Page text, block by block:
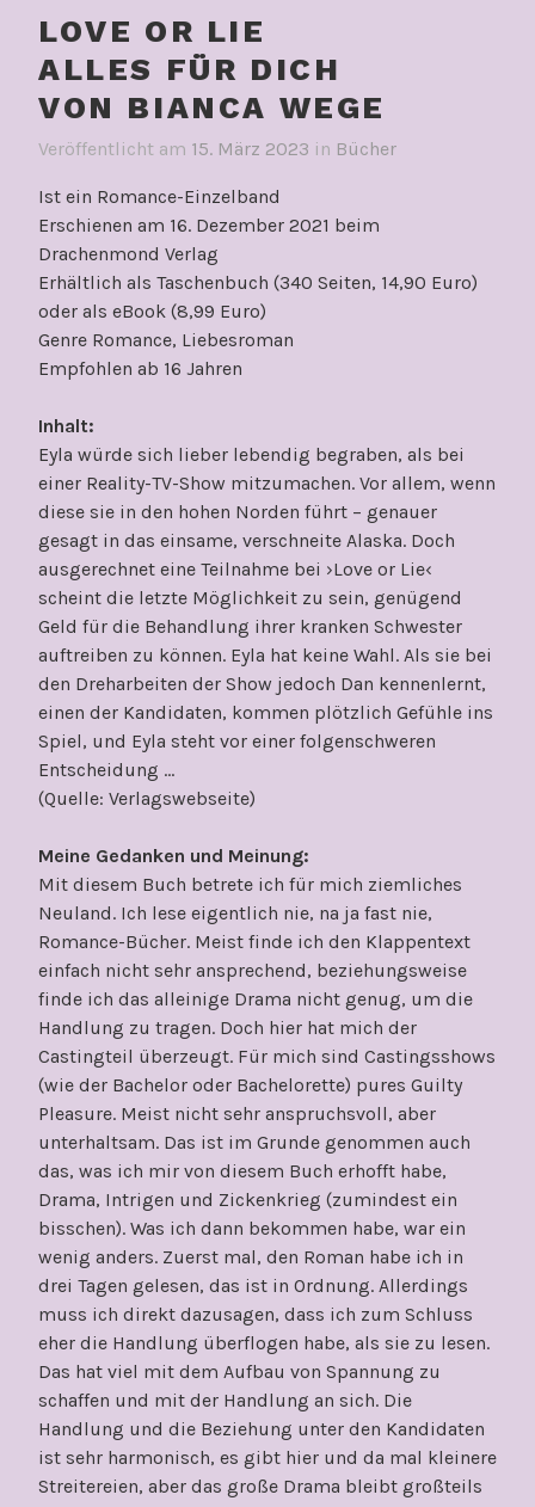
LOVE OR LIE
ALLES FÜR DICH
VON BIANCA WEGE
Veröffentlicht am 15. März 2023 in Bücher
Ist ein Romance-Einzelband
Erschienen am 16. Dezember 2021 beim
Drachenmond Verlag
Erhältlich als Taschenbuch (340 Seiten, 14,90 Euro)
oder als eBook (8,99 Euro)
Genre Romance, Liebesroman
Empfohlen ab 16 Jahren
Inhalt:
Eyla würde sich lieber lebendig begraben, als bei
einer Reality-TV-Show mitzumachen. Vor allem, wenn
diese sie in den hohen Norden führt – genauer
gesagt in das einsame, verschneite Alaska. Doch
ausgerechnet eine Teilnahme bei ›Love or Lie‹
scheint die letzte Möglichkeit zu sein, genügend
Geld für die Behandlung ihrer kranken Schwester
auftreiben zu können. Eyla hat keine Wahl. Als sie bei
den Dreharbeiten der Show jedoch Dan kennenlernt,
einen der Kandidaten, kommen plötzlich Gefühle ins
Spiel, und Eyla steht vor einer folgenschweren
Entscheidung …
(Quelle: Verlagswebseite)
Meine Gedanken und Meinung:
Mit diesem Buch betrete ich für mich ziemliches
Neuland. Ich lese eigentlich nie, na ja fast nie,
Romance-Bücher. Meist finde ich den Klappentext
einfach nicht sehr ansprechend, beziehungsweise
finde ich das alleinige Drama nicht genug, um die
Handlung zu tragen. Doch hier hat mich der
Castingteil überzeugt. Für mich sind Castingsshows
(wie der Bachelor oder Bachelorette) pures Guilty
Pleasure. Meist nicht sehr anspruchsvoll, aber
unterhaltsam. Das ist im Grunde genommen auch
das, was ich mir von diesem Buch erhofft habe,
Drama, Intrigen und Zickenkrieg (zumindest ein
bisschen). Was ich dann bekommen habe, war ein
wenig anders. Zuerst mal, den Roman habe ich in
drei Tagen gelesen, das ist in Ordnung. Allerdings
muss ich direkt dazusagen, dass ich zum Schluss
eher die Handlung überflogen habe, als sie zu lesen.
Das hat viel mit dem Aufbau von Spannung zu
schaffen und mit der Handlung an sich. Die
Handlung und die Beziehung unter den Kandidaten
ist sehr harmonisch, es gibt hier und da mal kleinere
Streitereien, aber das große Drama bleibt großteils